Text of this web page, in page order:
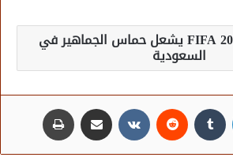
كأس العالم FIFA 2026 يشعل حماس الجماهير في
السعودية
لينكدإن مشاركة عبر البريد